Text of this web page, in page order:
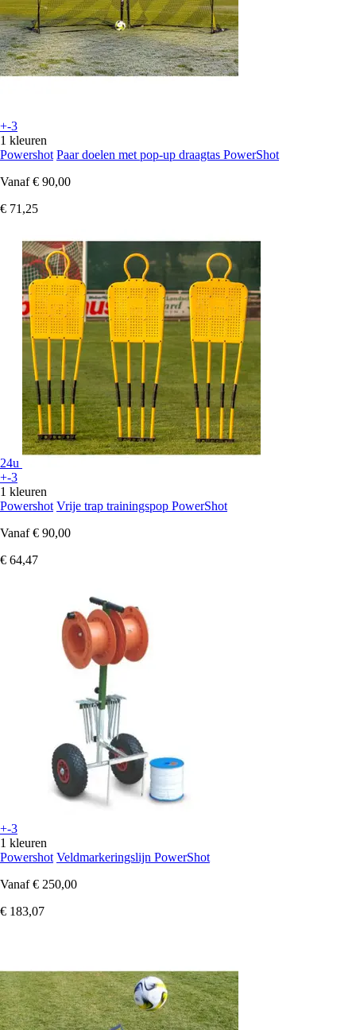
+-3
1 kleuren
Powershot Paar doelen met pop-up draagtas PowerShot
Vanaf € 90,00
€ 71,25
24u
+-3
1 kleuren
Powershot Vrije trap trainingspop PowerShot
Vanaf € 90,00
€ 64,47
+-3
1 kleuren
Powershot Veldmarkeringslijn PowerShot
Vanaf € 250,00
€ 183,07